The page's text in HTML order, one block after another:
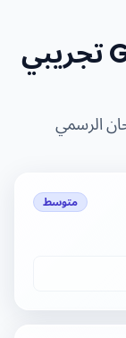
20 اختبار GRE General تجريبي
الرسمي
متوسط